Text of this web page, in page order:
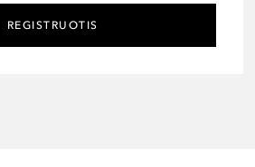
REGISTRUOTIS